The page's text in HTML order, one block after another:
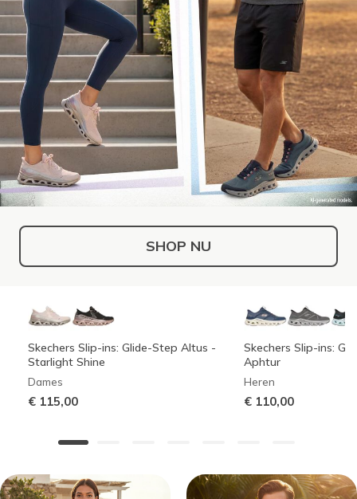
SHOP NU
Skechers Slip-ins: Glide-Step Altus -
Starlight Shine
Dames
€ 115,00
Skechers Slip-ins:
Aphtur
Heren
€ 110,00